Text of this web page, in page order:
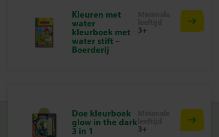
zelfvertrouwen en ontwikkeling – altijd veilig,
verantwoord en leuk. Al meer dan 50 jaar maken we
duurzaam speelgoed dat met trots in Nederland wordt
ontworpen en geproduceerd.
Kleuren met
water
kleurboek met
water stift –
Boerderij
3+
Doe kleurboek
glow in the dark
3 in 1
3+